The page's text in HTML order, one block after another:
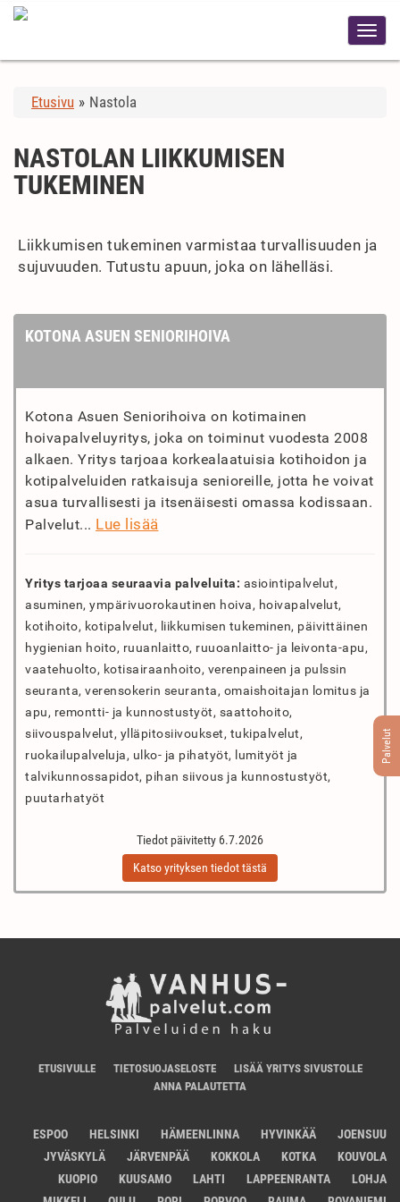
Etusivu » Nastola
Palvelut
NASTOLAN LIIKKUMISEN
TUKEMINEN
Liikkumisen tukeminen varmistaa turvallisuuden ja
sujuvuuden. Tutustu apuun, joka on lähelläsi.
KOTONA ASUEN SENIORIHOIVA
Kotona Asuen Seniorihoiva on kotimainen
hoivapalveluyritys, joka on toiminut vuodesta 2008
alkaen. Yritys tarjoaa korkealaatuisia kotihoidon ja
kotipalveluiden ratkaisuja senioreille, jotta he voivat
asua turvallisesti ja itsenäisesti omassa kodissaan.
Palvelut... Lue lisää
Yritys tarjoaa seuraavia palveluita: asiointipalvelut,
asuminen, ympärivuorokautinen hoiva, hoivapalvelut,
kotihoito, kotipalvelut, liikkumisen tukeminen, päivittäinen
hygienian hoito, ruuanlaitto, ruuoanlaitto- ja leivonta-apu,
vaatehuolto, kotisairaanhoito, verenpaineen ja pulssin
seuranta, verensokerin seuranta, omaishoitajan lomitus ja
apu, remontti- ja kunnostustyöt, saattohoito,
siivouspalvelut, ylläpitosiivoukset, tukipalvelut,
ruokailupalveluja, ulko- ja pihatyöt, lumityöt ja
talvikunnossapidot, pihan siivous ja kunnostustyöt,
puutarhatyöt
Tiedot päivitetty 6.7.2026
Katso yrityksen tiedot tästä
ETUSIVULLE TIETOSUOJASELOSTE
LISÄÄ YRITYS SIVUSTOLLE
ANNA PALAUTETTA
ESPOO HELSINKI HÄMEENLINNA HYVINKÄÄ
JOENSUU
JYVÄSKYLÄ
JÄRVENPÄÄ KOKKOLA KOTKA
KOUVOLA
KUOPIO
KUUSAMO LAHTI LAPPEENRANTA
LOHJA